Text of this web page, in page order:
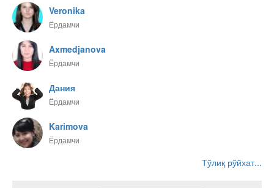
Veronika
Ёрдамчи
Axmedjanova
Ёрдамчи
Дания
Ёрдамчи
Karimova
Ёрдамчи
Тўлиқ рўйхат...